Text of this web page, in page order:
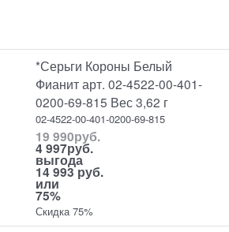
*Серьги Короны Белый
Фианит арт. 02-4522-00-401-
0200-69-815 Вес 3,62 г
02-4522-00-401-0200-69-815
19 990руб.
4 997руб.
выгода
14 993 руб.
или
75%
Скидка 75%